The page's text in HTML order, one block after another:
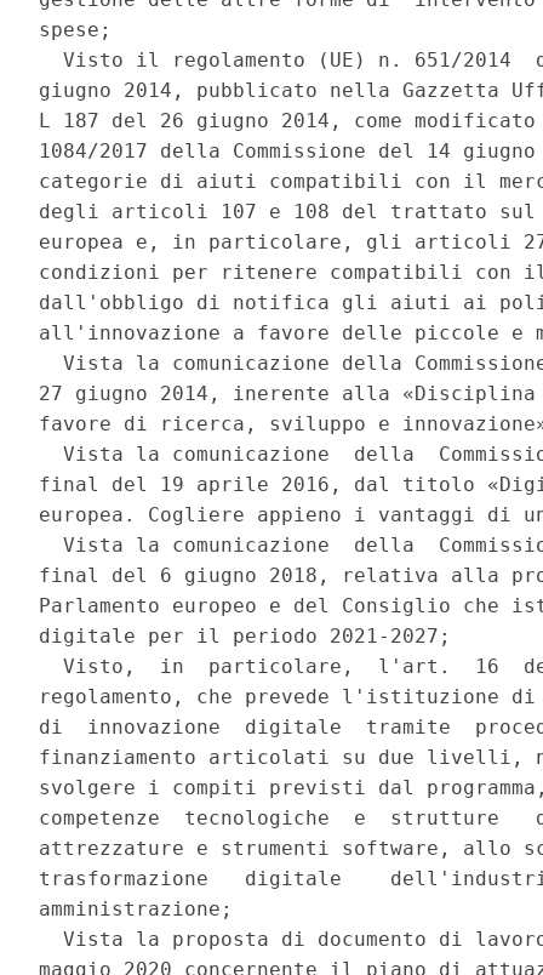
spese;
Visto il regolamento (UE) n. 651/2014
giugno 2014, pubblicato nella Gazzetta
L 187 del 26 giugno 2014, come
1084/2017 della Commissione del 14
categorie di aiuti compatibili con il
degli articoli 107 e 108 del trattato sul
europea e, in particolare, gli articoli
condizioni per ritenere compatibili con
dall'obbligo di notifica gli aiuti ai
all'innovazione a favore delle piccole e
Vista la comunicazione della
27 giugno 2014, inerente alla
favore di ricerca, sviluppo e
Vista la comunicazione  della
final del 19 aprile 2016, dal titolo
europea. Cogliere appieno i vantaggi di
Vista la comunicazione  della
final del 6 giugno 2018, relativa alla
Parlamento europeo e del Consiglio che
digitale per il periodo 2021-2027;
Visto,  in  particolare,  l'art.  16
regolamento, che prevede l'istituzione
di  innovazione  digitale  tramite
finanziamento articolati su due livelli,
svolgere i compiti previsti dal
competenze  tecnologiche  e  strutture
attrezzature e strumenti software, allo
trasformazione   digitale
amministrazione;
Vista la proposta di documento di
maggio 2020 concernente il piano di